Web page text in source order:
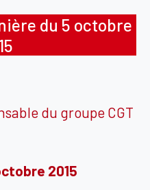
du 5 octobre
du groupe CGT
2015